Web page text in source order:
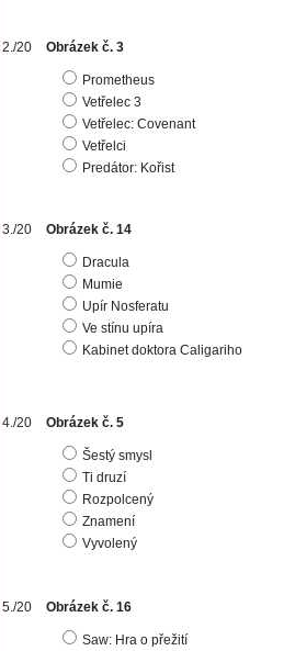
Obrázek č. 3
Prometheus
Vetřelec 3
Vetřelec: Covenant
Vetřelci
Predátor: Kořist
Obrázek č. 14
Dracula
Mumie
Upír Nosferatu
Ve stínu upíra
Kabinet doktora Caligariho
Obrázek č. 5
Šestý smysl
Ti druzí
Rozpolcený
Znamení
Vyvolený
Obrázek č. 16
Saw: Hra o přežití